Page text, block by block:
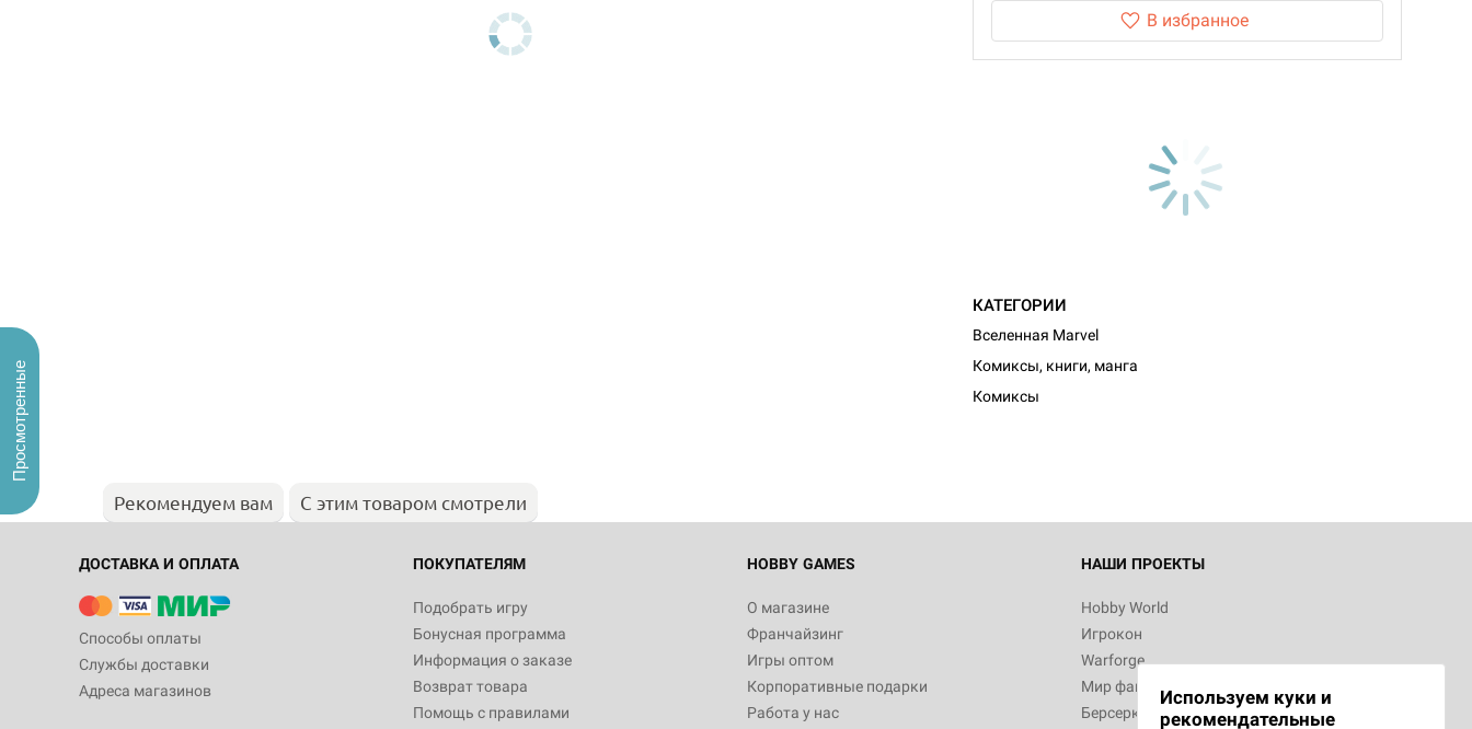
В избранное
КАТЕГОРИИ
Вселенная Marvel
Комиксы, книги, манга
Комиксы
Рекомендуем вам С этим товаром смотрели
ДОСТАВКА И ОПЛАТА
Способы оплаты
Службы доставки
Адреса магазинов
ПОКУПАТЕЛЯМ
Подобрать игру
Бонусная программа
Информация о заказе
Возврат товара
Помощь с правилами
HOBBY GAMES
О магазине
Франчайзинг
Игры оптом
Корпоративные подарки
Работа у нас
НАШИ ПРОЕКТЫ
Hobby World
Игрокон
Warforge
Мир фантастики
Берсерк
Используем куки и
рекомендательные
Просмотренные
Настольная игра Hobby World Монстры
Белая смерть
12 990
Настольная игра Hobby World Ужас
3 490